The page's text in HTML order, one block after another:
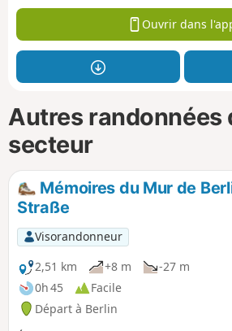
Ouvrir dans
Autres randonnées
secteur
Mémoires du Mur de
Straße
Visorandonneur
2,51 km
+8 m
-27 m
0h 45
Facile
Départ à Berlin